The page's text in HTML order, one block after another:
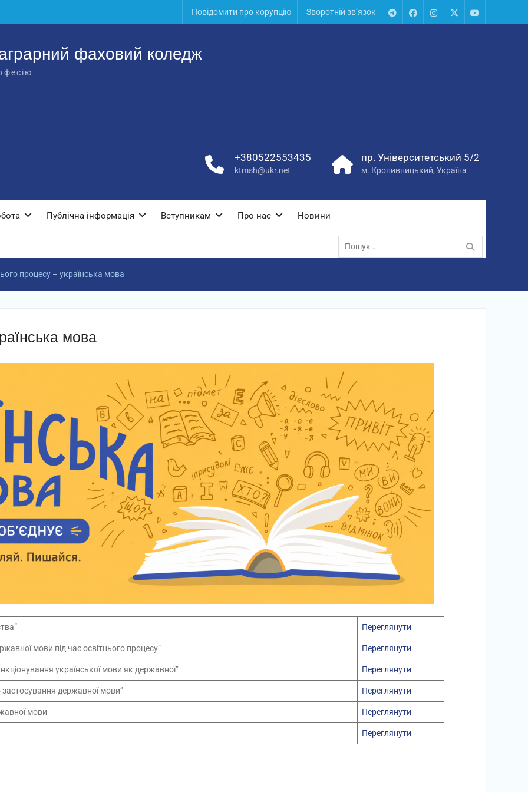
TelegramFacebookInstagram
X Youtube
Повідомити про корупцію Зворотній зв’язок
фаховий коледж
+380522553435
ktmsh@ukr.net
пр. Університетський 5/2
м. Кропивницький, Україна
Публічна інформація Вступникам Про нас Новини
Пошук:
процесу – українська мова
мова
Переглянути
мови під час освітнього процесу” Переглянути
української мови як державної” Переглянути
застосування державної мови” Переглянути
мови Переглянути
Переглянути